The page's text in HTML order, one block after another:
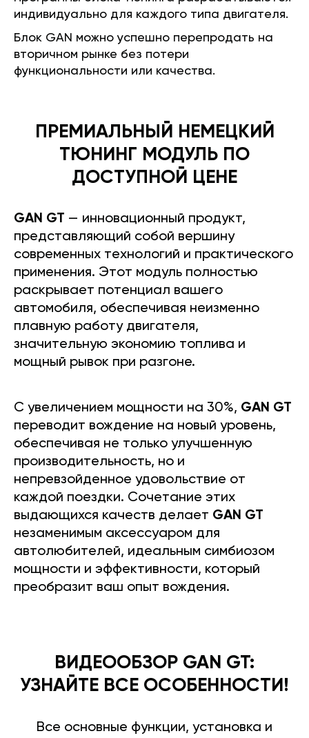
индивидуально для каждого типа двигателя.
Блок GAN можно успешно перепродать на
вторичном рынке без потери
функциональности или качества.
ПРЕМИАЛЬНЫЙ НЕМЕЦКИЙ
ТЮНИНГ МОДУЛЬ ПО
ДОСТУПНОЙ ЦЕНЕ
GAN GT — инновационный продукт,
представляющий собой вершину
современных технологий и практического
применения. Этот модуль полностью
раскрывает потенциал вашего
автомобиля, обеспечивая неизменно
плавную работу двигателя,
значительную экономию топлива и
мощный рывок при разгоне.
С увеличением мощности на 30%, GAN GT
переводит вождение на новый уровень,
обеспечивая не только улучшенную
производительность, но и
непревзойденное удовольствие от
каждой поездки. Сочетание этих
выдающихся качеств делает GAN GT
незаменимым аксессуаром для
автолюбителей, идеальным симбиозом
мощности и эффективности, который
преобразит ваш опыт вождения.
ВИДЕООБЗОР GAN GT:
УЗНАЙТЕ ВСЕ ОСОБЕННОСТИ!
Все основные функции, установка и